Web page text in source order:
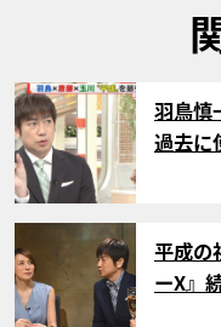
サムネイル
羽鳥慎
過去に
サムネイル
平成の
ーX』